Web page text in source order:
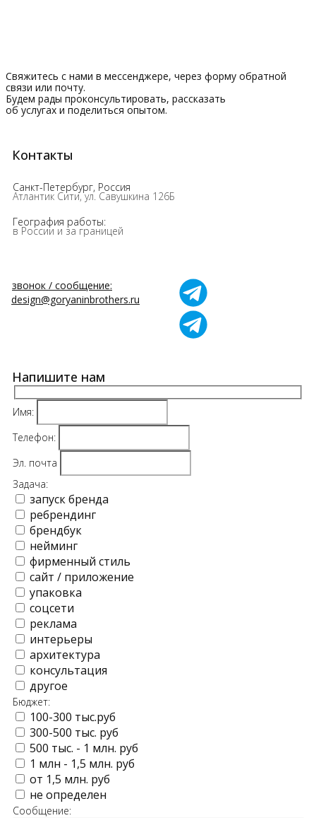
Свяжитесь с нами в мессенджере, через форму обратной
связи или почту.
Будем рады проконсультировать, рассказать
об услугах и поделиться опытом.
Напишите нам
Контакты
Санкт-Петербург, Россия
Атлантик Сити, ул. Савушкина 126Б
География работы:
в России и за границей
звонок / сообщение:
design@goryaninbrothers.ru
Имя:
Телефон:
Эл. почта
Задача:
запуск бренда
ребрендинг
брендбук
нейминг
фирменный стиль
сайт / приложение
упаковка
соцсети
реклама
интерьеры
архитектура
консультация
другое
Бюджет:
100-300 тыс.руб
300-500 тыс. руб
500 тыс. - 1 млн. руб
1 млн - 1,5 млн. руб
от 1,5 млн. руб
не определен
Сообщение: